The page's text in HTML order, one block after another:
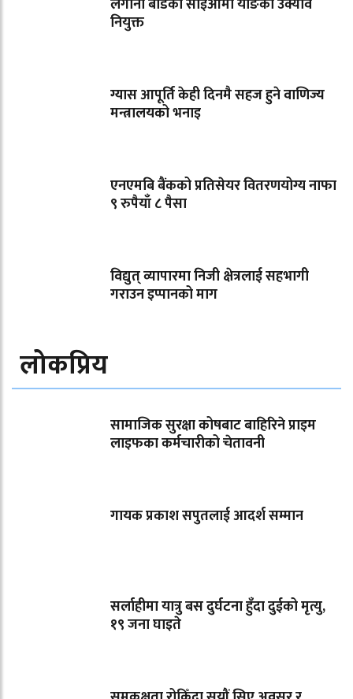
नियुक्त
ग्यास आपूर्ति केही दिनमै सहज हुने वाणिज्य
मन्त्रालयको भनाइ
एनएमबि बैंकको प्रतिसेयर वितरणयोग्य नाफा
९ रुपैयाँ ८ पैसा
विद्युत् व्यापारमा निजी क्षेत्रलाई सहभागी
गराउन इप्पानको माग
लोकप्रिय
सामाजिक सुरक्षा कोषबाट बाहिरिने प्राइम
लाइफका कर्मचारीको चेतावनी
गायक प्रकाश सपुतलाई आदर्श सम्मान
सर्लाहीमा यात्रु बस दुर्घटना हुँदा दुईको मृत्यु,
१९ जना घाइते